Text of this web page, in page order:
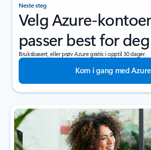
Neste steg
Velg Azure-
passer best for deg
Bruksbasert, eller prøv Azure gratis i opptil 30 dager.
Kom i gang med Azure